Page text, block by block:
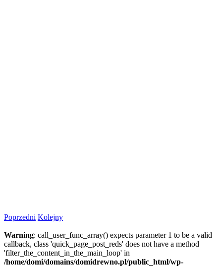
Poprzedni Kolejny
Warning: call_user_func_array() expects parameter 1 to be a valid
callback, class 'quick_page_post_reds' does not have a method
'filter_the_content_in_the_main_loop' in
/home/domi/domains/domidrewno.pl/public_html/wp-